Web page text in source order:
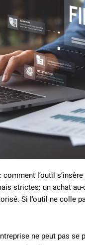
l’outil
strictes: un achat
Si l’outil ne colle
ne peut pas se